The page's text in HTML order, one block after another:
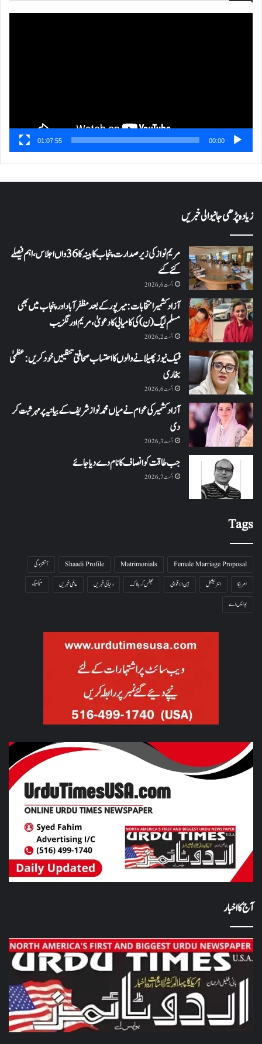
00:00
01:07:55
زیادہ پڑھی جانیوالی خبریں
مریم نواز کی زیر صدارت پنجاب کابینہ کا 36واں اجلاس،اہم فیصلے
کئے گئے
اگست 6, 2026
آزاد کشمیر انتخابات: میرپور کے بعد مظفرآباد اور پنجاب میں بھی
مسلم لیگ (ن) کی کامیابی کا دعویٰ، مریم اورنگزیب
اگست 2, 2026
فیک نیوز پھیلانے والوں کا احتساب صحافتی تنظیمیں خود کریں: عظمیٰ
بخاری
اگست 6, 2026
آزاد کشمیر کی عوام نے میاں محمد نواز شریف کے بیانیہ پر مہر ثبت کر
دی
اگست 3, 2026
جب طاقت کو انصاف کا نام دے دیا جائے
اگست 7, 2026
Tags
Female Marriage Proposal
Matrimonials
Shaadi Profile
آتشزدگی
امریکا
انٹرنیشنل بین الاقوامی جھلس کر ہلاک دنیا کی خبریں عالمی خبریں
میکسیکو
یو ایس اے
آج کا اخبار